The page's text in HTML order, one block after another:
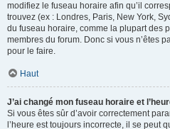
modifiez le fuseau horaire afin qu’il
trouvez (ex : Londres, Paris, New York,
du fuseau horaire, comme la plupart des
membres du forum. Donc si vous n’êtes
pour le faire.
Haut
J’ai changé mon fuseau horaire et
Si vous êtes sûr d’avoir correctement
l’heure est toujours incorrecte, il se peut